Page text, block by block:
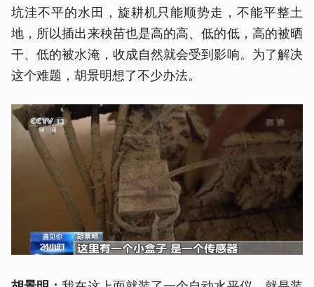
坑洼不平的水田，旋耕机只能顺势走，不能平整土
地，所以插出来秧苗也是高的高、低的低，高的被晒
干、低的被水淹，收成自然就会受到影响。为了解决
这个难题，胡景明想了不少办法。